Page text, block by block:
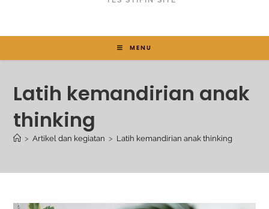
MENU
Latih kemandirian anak
thinking
> Artikel dan kegiatan > Latih kemandirian anak thinking